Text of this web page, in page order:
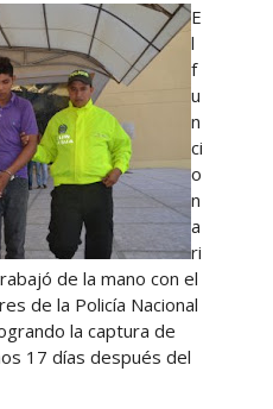
E
l
f
u
n
ci
o
n
a
ri
de la mano con el
de la Policía Nacional
la captura de
17 días después del